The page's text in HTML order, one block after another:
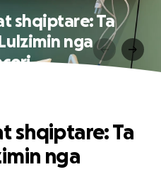
shqiptare: Ta
nga
shqiptare: Ta
nga